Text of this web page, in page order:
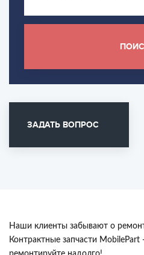
ЗАДАТЬ ВОПРОС
Наши клиенты забывают о
Контрактные запчасти